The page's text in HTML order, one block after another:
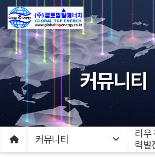
커뮤니티
커뮤니티
리우
력발